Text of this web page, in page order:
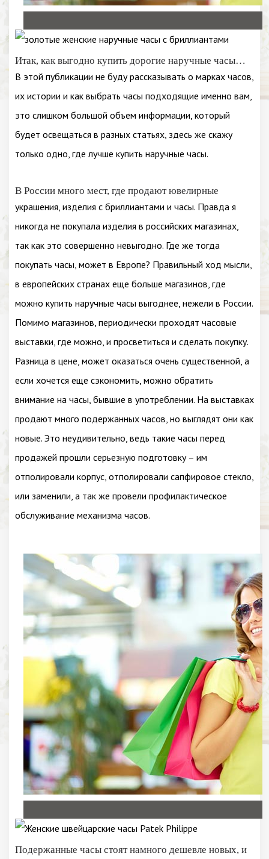
Итак, как выгодно купить дорогие наручные часы…
В этой публикации не буду рассказывать о марках часов,
их истории и как выбрать часы подходящие именно вам,
это слишком большой объем информации, который
будет освещаться в разных статьях, здесь же скажу
только одно, где лучше купить наручные часы.
В России много мест, где продают ювелирные
украшения, изделия с бриллиантами и часы. Правда я
никогда не покупала изделия в российских магазинах,
так как это совершенно невыгодно. Где же тогда
покупать часы, может в Европе? Правильный ход мысли,
в европейских странах еще больше магазинов, где
можно купить наручные часы выгоднее, нежели в России.
Помимо магазинов, периодически проходят часовые
выставки, где можно, и просветиться и сделать покупку.
Разница в цене, может оказаться очень существенной, а
если хочется еще сэкономить, можно обратить
внимание на часы, бывшие в употреблении. На выставках
продают много подержанных часов, но выглядят они как
новые. Это неудивительно, ведь такие часы перед
продажей прошли серьезную подготовку – им
отполировали корпус, отполировали сапфировое стекло,
или заменили, а так же провели профилактическое
обслуживание механизма часов.
Подержанные часы стоят намного дешевле новых, и